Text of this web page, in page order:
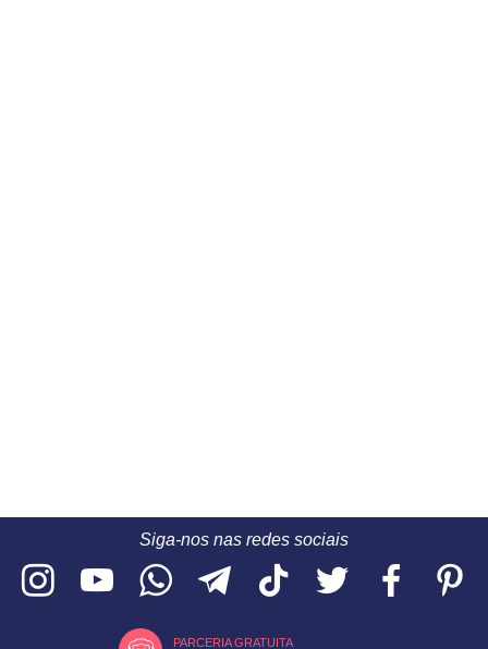
Siga-nos nas redes sociais
PARCERIA GRATUITA